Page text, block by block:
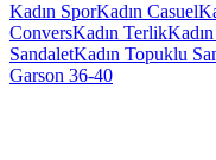
Kadın SporKadın Casuel
ConversKadın Terlik
SandaletKadın Topuklu
Garson 36-40